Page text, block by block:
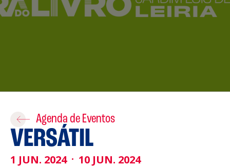
Política de Cookies
Agenda de Eventos
VERSÁTIL
1 JUN. 2024 10 JUN. 2024